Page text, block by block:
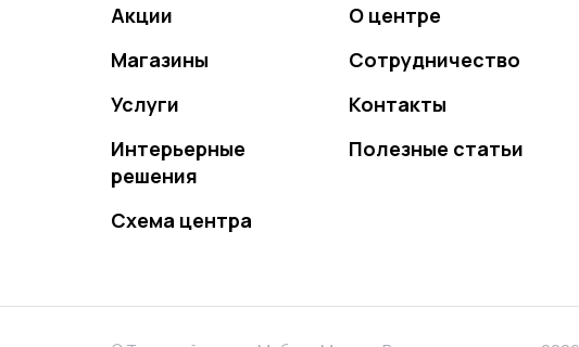
Акции
Магазины
Услуги
Интерьерные
решения
Схема центра
О центре
Сотрудничество
Контакты
Полезные статьи